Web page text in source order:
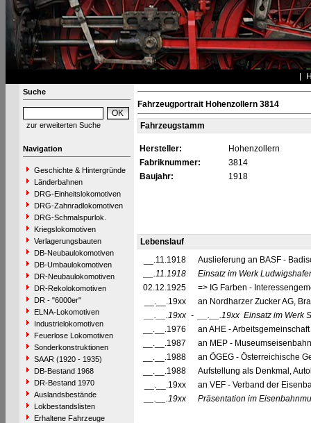
Suche
zur erweiterten Suche
Navigation
Geschichte & Hintergründe
Länderbahnen
DRG-Einheitslokomotiven
DRG-Zahnradlokomotiven
DRG-Schmalspurlok.
Kriegslokomotiven
Verlagerungsbauten
DB-Neubaulokomotiven
DB-Umbaulokomotiven
DR-Neubaulokomotiven
DR-Rekolokomotiven
DR - "6000er"
ELNA-Lokomotiven
Industrielokomotiven
Feuerlose Lokomotiven
Sonderkonstruktionen
SAAR (1920 - 1935)
DB-Bestand 1968
DR-Bestand 1970
Auslandsbestände
Lokbestandslisten
Erhaltene Fahrzeuge
Fahrzeugportrait Hohenzollern 3814
Fahrzeugstamm
Hersteller:
Hohenzollern
Fabriknummer:
3814
Baujahr:
1918
Lebenslauf
__.11.1918
Auslieferung an BASF -
__.11.1918
Einsatz im Werk
02.12.1925
=> IG Farben -
__.__.19xx
an Nordharzer Zucker AG,
__.__.19xx - __.__.19xx Einsatz im Werk
__.__.1976
an AHE -
__.__.1987
an MEP -
__.__.1988
an ÖGEG - Österreichische
__.__.1988
Aufstellung als Denkmal,
__.__.19xx
an VEF - Verband der
__.__.19xx
Präsentation im